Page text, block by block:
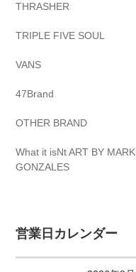
THRASHER
TRIPLE FIVE SOUL
VANS
47Brand
OTHER BRAND
What it isNt ART BY MARK
GONZALES
営業日カレンダー